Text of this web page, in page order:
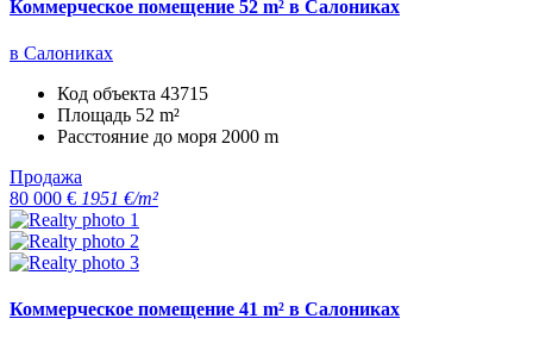
Коммерческое помещение 52 m² в Салониках
в Салониках
Код объекта 43715
Площадь 52 m²
Расстояние до моря 2000 m
Продажа
80 000 € 1951 €/m²
Коммерческое помещение 41 m² в Салониках